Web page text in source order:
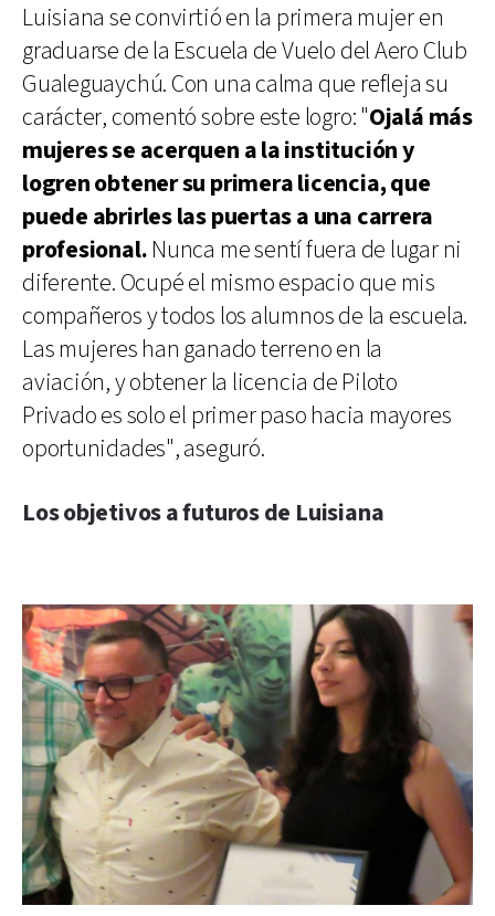
Luisiana se convirtió en la primera mujer en
graduarse de la Escuela de Vuelo del Aero Club
Gualeguaychú. Con una calma que refleja su
carácter, comentó sobre este logro: "Ojalá más
mujeres se acerquen a la institución y
logren obtener su primera licencia, que
puede abrirles las puertas a una carrera
profesional.Nunca me sentí fuera de lugar ni
diferente. Ocupé el mismo espacio que mis
compañeros y todos los alumnos de la escuela.
Las mujeres han ganado terreno en la
aviación, y obtener la licencia de Piloto
Privado es solo el primer paso hacia mayores
oportunidades", aseguró.
Los objetivos a futuros de Luisiana